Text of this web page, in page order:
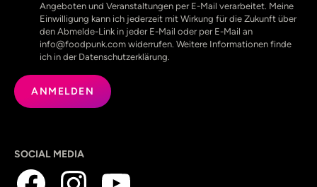
Angeboten und Veranstaltungen per E-Mail verarbeitet. Meine
Einwilligung kann ich jederzeit mit Wirkung für die Zukunft über
den Abmelde-Link in jeder E-Mail oder per E-Mail an
info@foodpunk.com widerrufen. Weitere Informationen finde
ich in der Datenschutzerklärung.
SOCIAL MEDIA